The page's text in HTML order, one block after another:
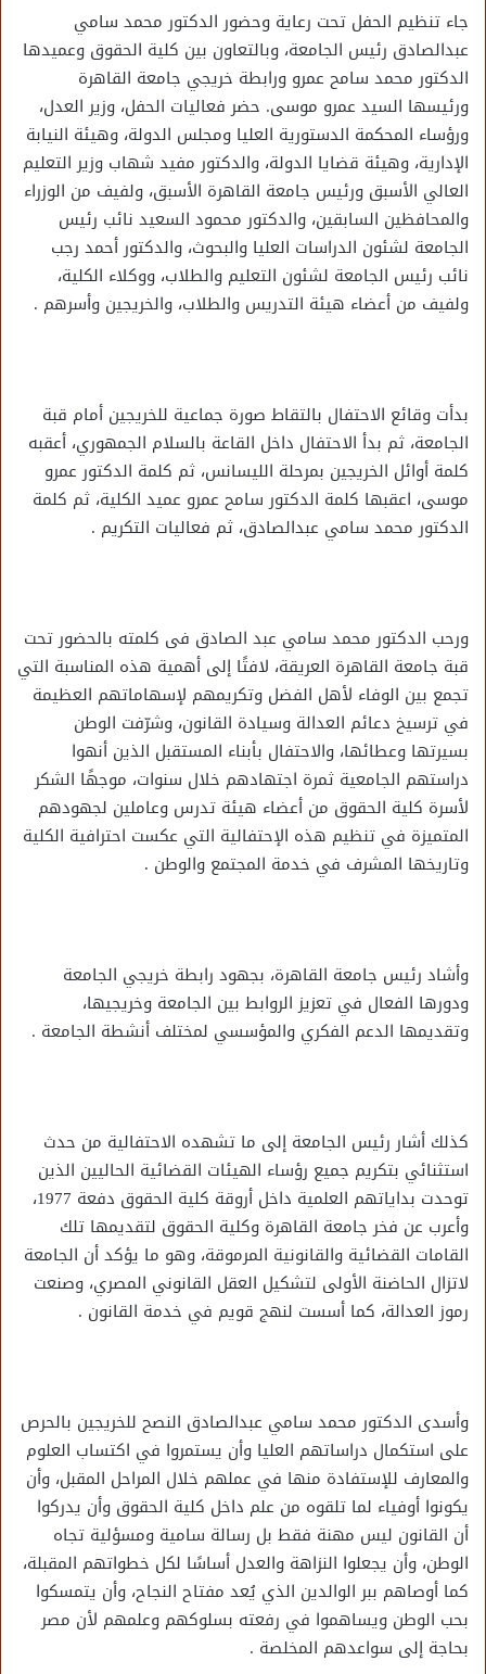
جاء تنظيم الحفل تحت رعاية وحضور الدكتور محمد سامي
عبدالصادق رئيس الجامعة، وبالتعاون بين كلية الحقوق وعميدها
الدكتور محمد سامح عمرو ورابطة خريجي جامعة القاهرة
ورئيسها السيد عمرو موسى. حضر فعاليات الحفل، وزير العدل،
ورؤساء المحكمة الدستورية العليا ومجلس الدولة، وهيئة النيابة
الإدارية، وهيئة قضايا الدولة، والدكتور مفيد شهاب وزير التعليم
العالي الأسبق ورئيس جامعة القاهرة الأسبق، ولفيف من الوزراء
والمحافظين السابقين، والدكتور محمود السعيد نائب رئيس
الجامعة لشئون الدراسات العليا والبحوث، والدكتور أحمد رجب
نائب رئيس الجامعة لشئون التعليم والطلاب، ووكلاء الكلية،
ولفيف من أعضاء هيئة التدريس والطلاب، والخريجين وأسرهم .
بدأت وقائع الاحتفال بالتقاط صورة جماعية للخريجين أمام قبة
الجامعة، ثم بدأ الاحتفال داخل القاعة بالسلام الجمهوري، أعقبه
كلمة أوائل الخريجين بمرحلة الليسانس، ثم كلمة الدكتور عمرو
موسى، اعقبها كلمة الدكتور سامح عمرو عميد الكلية، ثم كلمة
الدكتور محمد سامي عبدالصادق، ثم فعاليات التكريم .
ورحب الدكتور محمد سامي عبد الصادق فى كلمته بالحضور تحت
قبة جامعة القاهرة العريقة، لافتًا إلى أهمية هذه المناسبة التي
تجمع بين الوفاء لأهل الفضل وتكريمهم لإسهاماتهم العظيمة
في ترسيخ دعائم العدالة وسيادة القانون، وشرّفت الوطن
بسيرتها وعطائها، والاحتفال بأبناء المستقبل الذين أنهوا
دراستهم الجامعية ثمرة اجتهادهم خلال سنوات، موجهًا الشكر
لأسرة كلية الحقوق من أعضاء هيئة تدرس وعاملين لجهودهم
المتميزة في تنظيم هذه الإحتفالية التي عكست احترافية الكلية
وتاريخها المشرف في خدمة المجتمع والوطن .
وأشاد رئيس جامعة القاهرة، بجهود رابطة خريجي الجامعة
ودورها الفعال في تعزيز الروابط بين الجامعة وخريجيها،
وتقديمها الدعم الفكري والمؤسسي لمختلف أنشطة الجامعة .
كذلك أشار رئيس الجامعة إلى ما تشهده الاحتفالية من حدث
استثنائي بتكريم جميع رؤساء الهيئات القضائية الحاليين الذين
توحدت بداياتهم العلمية داخل أروقة كلية الحقوق دفعة 1977،
وأعرب عن فخر جامعة القاهرة وكلية الحقوق لتقديمها تلك
القامات القضائية والقانونية المرموقة، وهو ما يؤكد أن الجامعة
لاتزال الحاضنة الأولى لتشكيل العقل القانوني المصري، وصنعت
رموز العدالة، كما أسست لنهج قويم في خدمة القانون .
وأسدى الدكتور محمد سامي عبدالصادق النصح للخريجين بالحرص
على استكمال دراساتهم العليا وأن يستمروا في اكتساب العلوم
والمعارف للإستفادة منها في عملهم خلال المراحل المقبل، وأن
يكونوا أوفياء لما تلقوه من علم داخل كلية الحقوق وأن يدركوا
أن القانون ليس مهنة فقط بل رسالة سامية ومسؤلية تجاه
الوطن، وأن يجعلوا النزاهة والعدل أساسًا لكل خطواتهم المقبلة،
كما أوصاهم ببر الوالدين الذي يُعد مفتاح النجاح، وأن يتمسكوا
بحب الوطن ويساهموا في رفعته بسلوكهم وعلمهم لأن مصر
بحاجة إلى سواعدهم المخلصة .